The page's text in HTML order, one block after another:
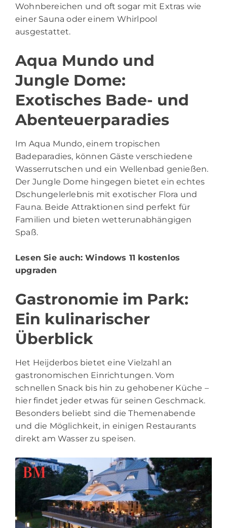
Wohnbereichen und oft sogar mit Extras wie
einer Sauna oder einem Whirlpool
ausgestattet.
Aqua Mundo und
Jungle Dome:
Exotisches Bade- und
Abenteuerparadies
Im Aqua Mundo, einem tropischen
Badeparadies, können Gäste verschiedene
Wasserrutschen und ein Wellenbad genießen.
Der Jungle Dome hingegen bietet ein echtes
Dschungelerlebnis mit exotischer Flora und
Fauna. Beide Attraktionen sind perfekt für
Familien und bieten wetterunabhängigen
Spaß.
Lesen Sie auch:Windows 11 kostenlos
upgraden
Gastronomie im Park:
Ein kulinarischer
Überblick
Het Heijderbos bietet eine Vielzahl an
gastronomischen Einrichtungen. Vom
schnellen Snack bis hin zu gehobener Küche –
hier findet jeder etwas für seinen Geschmack.
Besonders beliebt sind die Themenabende
und die Möglichkeit, in einigen Restaurants
direkt am Wasser zu speisen.